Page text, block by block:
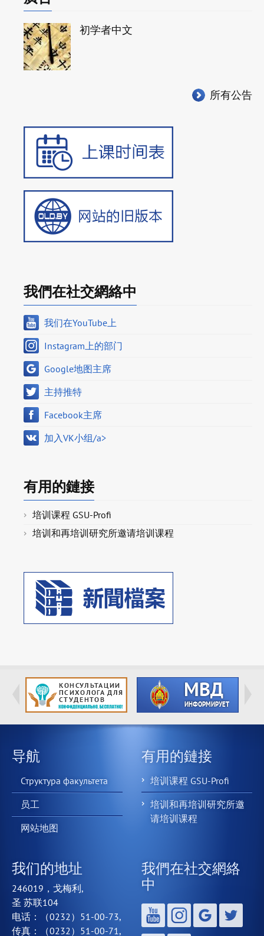
初学者中文
所有公告
我們在社交網絡中
我们在YouTube上
Instagram上的部门
Google地图主席
主持推特
Facebook主席
加入VK小组/a>
有用的鏈接
培训课程 GSU-Profi
培训和再培训研究所邀请培训课程
导航
Структура факультета
员工
网站地图
有用的鏈接
培训课程 GSU-Profi
培训和再培训研究所邀
请培训课程
我们的地址
246019，戈梅利,
圣 苏联104
电话：（0232）51-00-73,
传真：（0232）51-00-71,
我們在社交網絡
中